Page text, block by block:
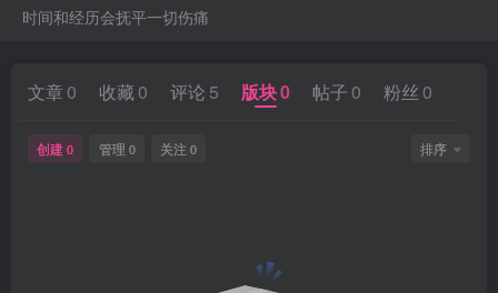
时间和经历会抚平一切伤痛
文章 0 收藏 0 评论 5 版块0 帖子 0 粉丝 0
创建 0 管理 0 关注 0 排序